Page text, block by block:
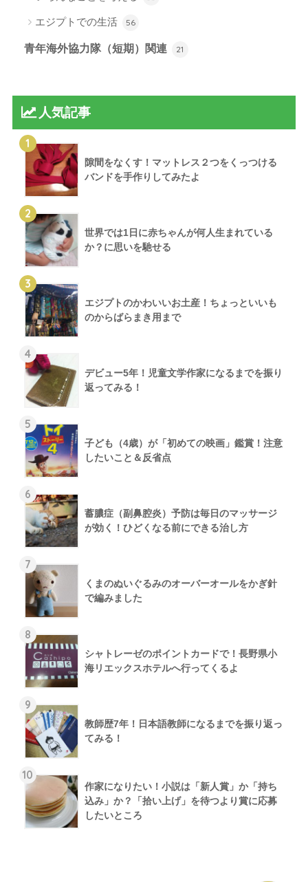
エジプトでの生活 56
青年海外協力隊（短期）関連 21
人気記事
1
隙間をなくす！マットレス２つをくっつける
バンドを手作りしてみたよ
2
世界では1日に赤ちゃんが何人生まれている
か？に思いを馳せる
3
エジプトのかわいいお土産！ちょっといいも
のからばらまき用まで
4
デビュー5年！児童文学作家になるまでを振り
返ってみる！
5
子ども（4歳）が「初めての映画」鑑賞！注意
したいこと＆反省点
6
蓄膿症（副鼻腔炎）予防は毎日のマッサージ
が効く！ひどくなる前にできる治し方
7
くまのぬいぐるみのオーバーオールをかぎ針
で編みました
8
シャトレーゼのポイントカードで！長野県小
海リエックスホテルへ行ってくるよ
9
教師歴7年！日本語教師になるまでを振り返っ
てみる！
10
作家になりたい！小説は「新人賞」か「持ち
込み」か？「拾い上げ」を待つより賞に応募
したいところ